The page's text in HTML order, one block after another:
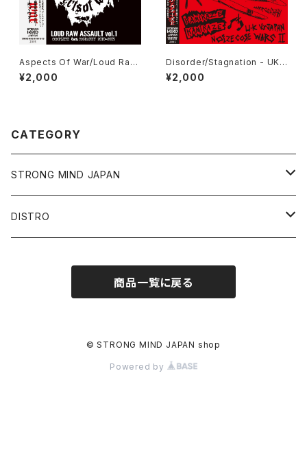
Aspects Of War/Loud Raw
Assault CD
¥2,000
Disorder/Stagnation - UK v
s Japan Noize Core Wars II
CD
¥2,000
CATEGORY
STRONG MIND JAPAN
CD
CASSETTE TAPE
DISTRO
CASSETTE TAPE
商品一覧に戻る
© STRONG MIND JAPAN shop
Powered by